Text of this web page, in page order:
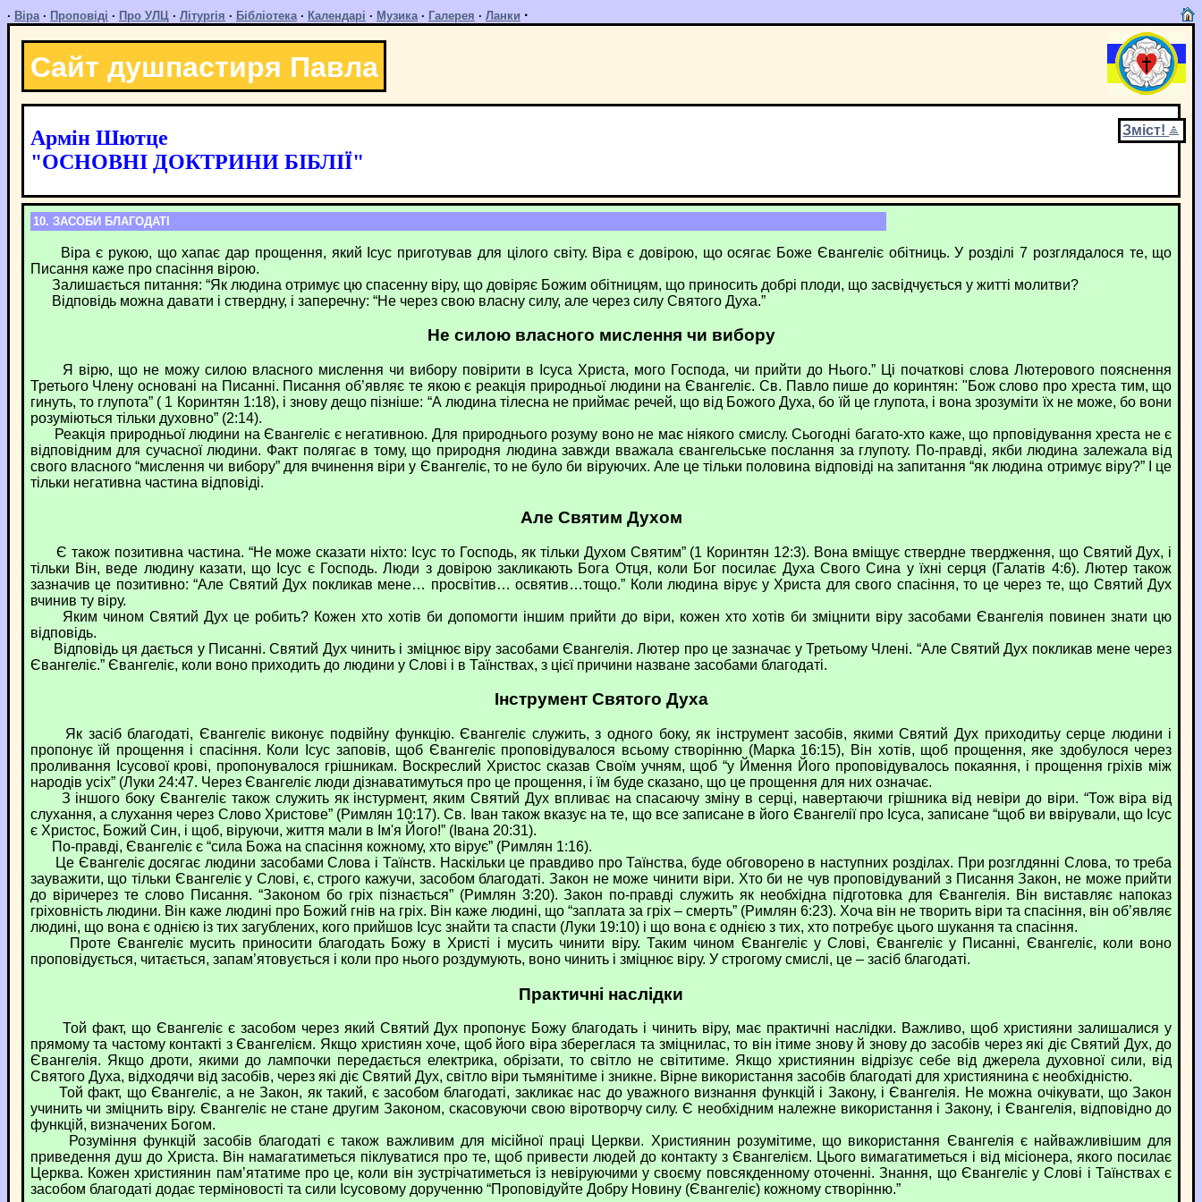
· Віра· Проповіді · Про УЛЦ · Літургія · Бібліотека· Календарі · Музика· Галерея · Ланки ·
Сайт душпастиря Павла
Зміст!
Армін Шютце
"ОСНОВНІ ДОКТРИНИ БІБЛІЇ"
10. ЗАСОБИ БЛАГОДАТІ
Віра є рукою, що хапає дар прощення, який Ісус приготував для цілого світу. Віра є довірою, що осягає Боже Євангеліє обітниць. У розділі 7 розглядалося те, що
Писання каже про спасіння вірою.
Залишається питання: “Як людина отримує цю спасенну віру, що довіряє Божим обітницям, що приносить добрі плоди, що засвідчується у житті молитви?
Відповідь можна давати і ствердну, і заперечну: “Не через свою власну силу, але через силу Святого Духа.”
Не силою власного мислення чи вибору
Я вірю, що не можу силою власного мислення чи вибору повірити в Ісуса Христа, мого Господа, чи прийти до Нього.” Ці початкові слова Лютерового пояснення
Третього Члену основані на Писанні. Писання об’являє те якою є реакція природньої людини на Євангеліє. Св. Павло пише до коринтян: "Бож слово про хреста тим, що
гинуть, то глупота” ( 1 Коринтян 1:18), і знову дещо пізніше: “А людина тілесна не приймає речей, що від Божого Духа, бо їй це глупота, і вона зрозуміти їх не може, бо вони
розуміються тільки духовно” (2:14).
Реакція природньої людини на Євангеліє є негативною. Для природнього розуму воно не має ніякого смислу. Сьогодні багато-хто каже, що прповідування хреста не є
відповідним для сучасної людини. Факт полягає в тому, що природня людина завжди вважала євангельське послання за глупоту. По-правді, якби людина залежала від
свого власного “мислення чи вибору” для вчинення віри у Євангеліє, то не було би віруючих. Але це тільки половина відповіді на запитання “як людина отримує віру?” І це
тільки негативна частина відповіді.
Але Святим Духом
Є також позитивна частина. “Не може сказати ніхто: Ісус то Господь, як тільки Духом Святим” (1 Коринтян 12:3). Вона вміщує ствердне твердження, що Святий Дух, і
тільки Він, веде людину казати, що Ісус є Господь. Люди з довірою закликають Бога Отця, коли Бог посилає Духа Свого Сина у їхні серця (Галатів 4:6). Лютер також
зазначив це позитивно: “Але Святий Дух покликав мене… просвітив… освятив…тощо.” Коли людина вірує у Христа для свого спасіння, то це через те, що Святий Дух
вчинив ту віру.
Яким чином Святий Дух це робить? Кожен хто хотів би допомогти іншим прийти до віри, кожен хто хотів би зміцнити віру засобами Євангелія повинен знати цю
відповідь.
Відповідь ця дається у Писанні. Святий Дух чинить і зміцнює віру засобами Євангелія. Лютер про це зазначає у Третьому Члені. “Але Святий Дух покликав мене через
Євангеліє.” Євангеліє, коли воно приходить до людини у Слові і в Таїнствах, з цієї причини назване засобами благодаті.
Інструмент Святого Духа
Як засіб благодаті, Євангеліє виконує подвійну функцію. Євангеліє служить, з одного боку, як інструмент засобів, якими Святий Дух приходитьу серце людини і
пропонує їй прощення і спасіння. Коли Ісус заповів, щоб Євангеліє проповідувалося всьому створінню (Марка 16:15), Він хотів, щоб прощення, яке здобулося через
проливання Ісусової крові, пропонувалося грішникам. Воскреслий Христос сказав Своїм учням, щоб “у Ймення Його проповідувалось покаяння, і прощення гріхів між
народів усіх” (Луки 24:47. Через Євангеліє люди дізнаватимуться про це прощення, і їм буде сказано, що це прощення для них означає.
З іншого боку Євангеліє також служить як інстурмент, яким Святий Дух впливає на спасаючу зміну в серці, навертаючи грішника від невіри до віри. “Тож віра від
слухання, а слухання через Слово Христове” (Римлян 10:17). Св. Іван також вказує на те, що все записане в його Євангелії про Ісуса, записане “щоб ви ввірували, що Ісус
є Христос, Божий Син, і щоб, віруючи, життя мали в Ім'я Його!” (Івана 20:31).
По-правді, Євангеліє є “сила Божа на спасіння кожному, хто вірує” (Римлян 1:16).
Це Євангеліє досягає людини засобами Слова і Таїнств. Наскільки це правдиво про Таїнства, буде обговорено в наступних розділах. При розглдянні Слова, то треба
зауважити, що тільки Євангеліє у Слові, є, строго кажучи, засобом благодаті. Закон не може чинити віри. Хто би не чув проповідуваний з Писання Закон, не може прийти
до віричерез те слово Писання. “Законом бо гріх пізнається” (Римлян 3:20). Закон по-правді служить як необхідна підготовка для Євангелія. Він виставляє напоказ
гріховність людини. Він каже людині про Божий гнів на гріх. Він каже людині, що “заплата за гріх – смерть” (Римлян 6:23). Хоча він не творить віри та спасіння, він об’являє
людині, що вона є однією із тих загублених, кого прийшов Ісус знайти та спасти (Луки 19:10) і що вона є однією з тих, хто потребує цього шукання та спасіння.
Проте Євангеліє мусить приносити благодать Божу в Христі і мусить чинити віру. Таким чином Євангеліє у Слові, Євангеліє у Писанні, Євангеліє, коли воно
проповідується, читається, запам’ятовується і коли про нього роздумують, воно чинить і зміцнює віру. У строгому смислі, це – засіб благодаті.
Практичні наслідки
Той факт, що Євангеліє є засобом через який Святий Дух пропонує Божу благодать і чинить віру, має практичні наслідки. Важливо, щоб християни залишалися у
прямому та частому контакті з Євангелієм. Якщо християн хоче, щоб його віра збереглася та зміцнилас, то він ітиме знову й знову до засобів через які діє Святий Дух, до
Євангелія. Якщо дроти, якими до лампочки передається електрика, обрізати, то світло не світитиме. Якщо християнин відрізує себе від джерела духовної сили, від
Святого Духа, відходячи від засобів, через які діє Святий Дух, світло віри тьмянітиме і зникне. Вірне використання засобів благодаті для християнина є необхідністю.
Той факт, що Євангеліє, а не Закон, як такий, є засобом благодаті, закликає нас до уважного визнання функцій і Закону, і Євангелія. Не можна очікувати, що Закон
учинить чи зміцнить віру. Євангеліє не стане другим Законом, скасовуючи свою віротворчу силу. Є необхідним належне використання і Закону, і Євангелія, відповідно до
функцій, визначених Богом.
Розуміння функцій засобів благодаті є також важливим для місійної праці Церкви. Християнин розумітиме, що використання Євангелія є найважливішим для
приведення душ до Христа. Він намагатиметься піклуватися про те, щоб привести людей до контакту з Євангелієм. Цього вимагатиметься і від місіонера, якого посилає
Церква. Кожен християнин пам’ятатиме про це, коли він зустрічатиметься із невіруючими у своєму повсякденному оточенні. Знання, що Євангеліє у Слові і Таїнствах є
засобом благодаті додає терміновості та сили Ісусовому дорученню “Проповідуйте Добру Новину (Євангеліє) кожному створінню.”